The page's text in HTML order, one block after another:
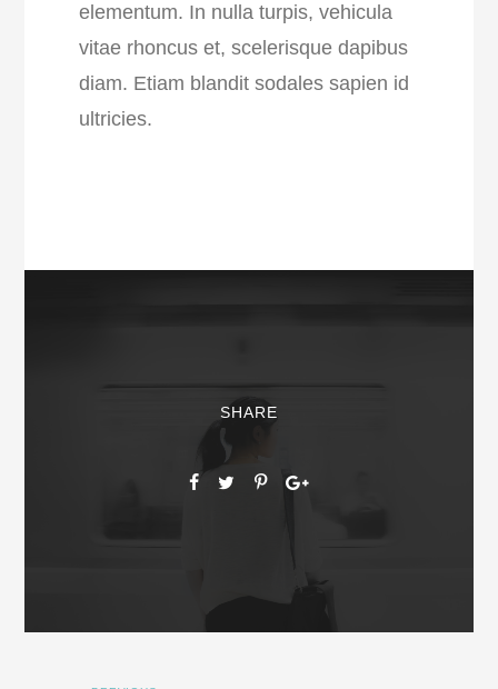
elementum. In nulla turpis, vehicula
vitae rhoncus et, scelerisque dapibus
diam. Etiam blandit sodales sapien id
ultricies.
SHARE